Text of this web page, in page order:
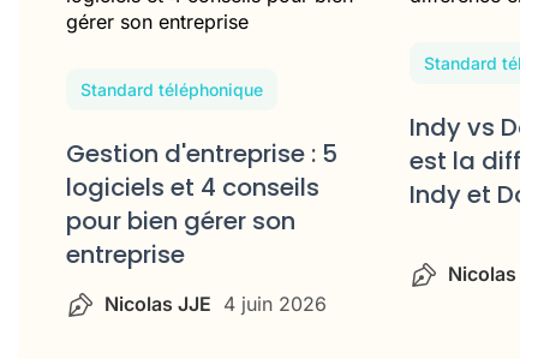
Standard téléphonique
Gestion d'entreprise : 5
logiciels et 4 conseils
pour bien gérer son
entreprise
Nicolas JJE 4 juin 2026
Standard
Indy vs
est la
Indy et
Nicolas